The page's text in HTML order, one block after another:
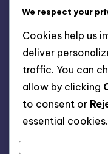
Относно
Условия и условия
Политика за
Бисквитки и
We respect your
Cookies help us
deliver
traffic. You can
allow by clicking
to consent or
essential cookies.